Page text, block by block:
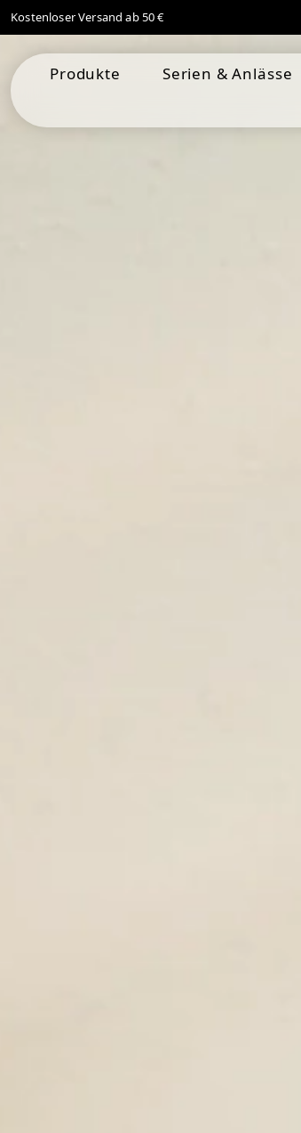
Zur Hauptnavigation springen
Kostenloser Versand ab 50 €
Produkte Serien & Anlässe